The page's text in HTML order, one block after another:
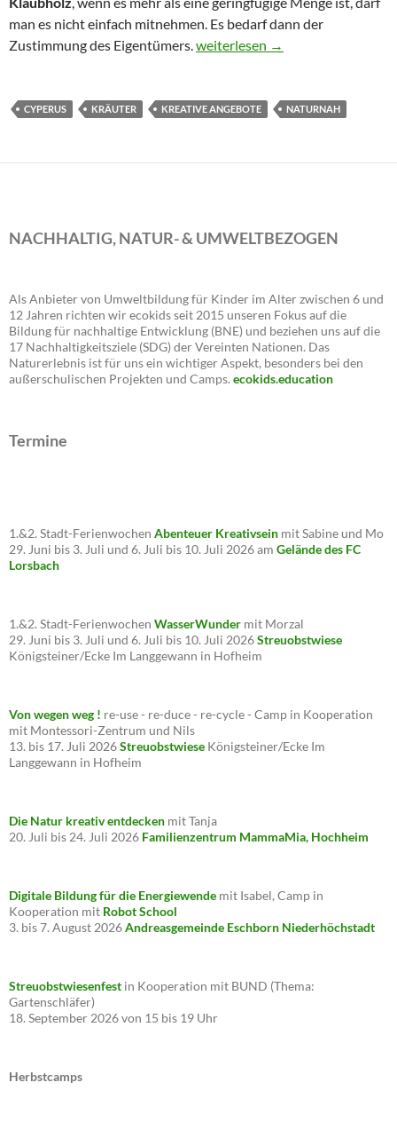
man es nicht einfach mitnehmen. Es bedarf dann der
Zustimmung des Eigentümers. Kindergeburtstag mit
weiterlesen →
CYPERUS KRÄUTER KREATIVE ANGEBOTE NATURNAH
NACHHALTIG, NATUR- & UMWELTBEZOGEN
Als Anbieter von Umweltbildung für Kinder im Alter zwischen 6 und
12 Jahren richten wir ecokids seit 2015 unseren Fokus auf die
Bildung für nachhaltige Entwicklung (BNE) und beziehen uns auf die
17 Nachhaltigkeitsziele (SDG) der Vereinten Nationen. Das
Naturerlebnis ist für uns ein wichtiger Aspekt, besonders bei den
außerschulischen Projekten und Camps. ecokids.education
Termine
1.&2. Stadt-Ferienwochen Abenteuer Kreativsein mit Sabine und Mo
29. Juni bis 3. Juli und 6. Juli bis 10. Juli 2026 am Gelände des FC
Lorsbach
1.&2. Stadt-Ferienwochen WasserWunder mit Morzal
29. Juni bis 3. Juli und 6. Juli bis 10. Juli 2026Streuobstwiese
Königsteiner/Ecke Im Langgewann in Hofheim
Von wegen weg ! re-use - re-duce - re-cycle - Camp in Kooperation
mit Montessori-Zentrum und Nils
13. bis 17. Juli 2026Streuobstwiese Königsteiner/Ecke Im
Langgewann in Hofheim
Die Natur kreativ entdecken mit Tanja
20. Juli bis 24. Juli 2026 Familienzentrum MammaMia, Hochheim
Digitale Bildung für die Energiewende mit Isabel, Camp in
Kooperation mit Robot School
3. bis 7. August 2026Andreasgemeinde Eschborn Niederhöchstadt
Streuobstwiesenfest in Kooperation mit BUND (Thema:
Gartenschläfer)
18. September 2026 von 15 bis 19 Uhr
Herbstcamps